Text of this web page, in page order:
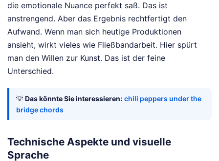
die emotionale Nuance perfekt saß. Das ist
anstrengend. Aber das Ergebnis rechtfertigt den
Aufwand. Wenn man sich heutige Produktionen
ansieht, wirkt vieles wie Fließbandarbeit. Hier spürt
man den Willen zur Kunst. Das ist der feine
Unterschied.
💡 Das könnte Sie interessieren: chili peppers under the
bridge chords
Technische Aspekte und visuelle
Sprache